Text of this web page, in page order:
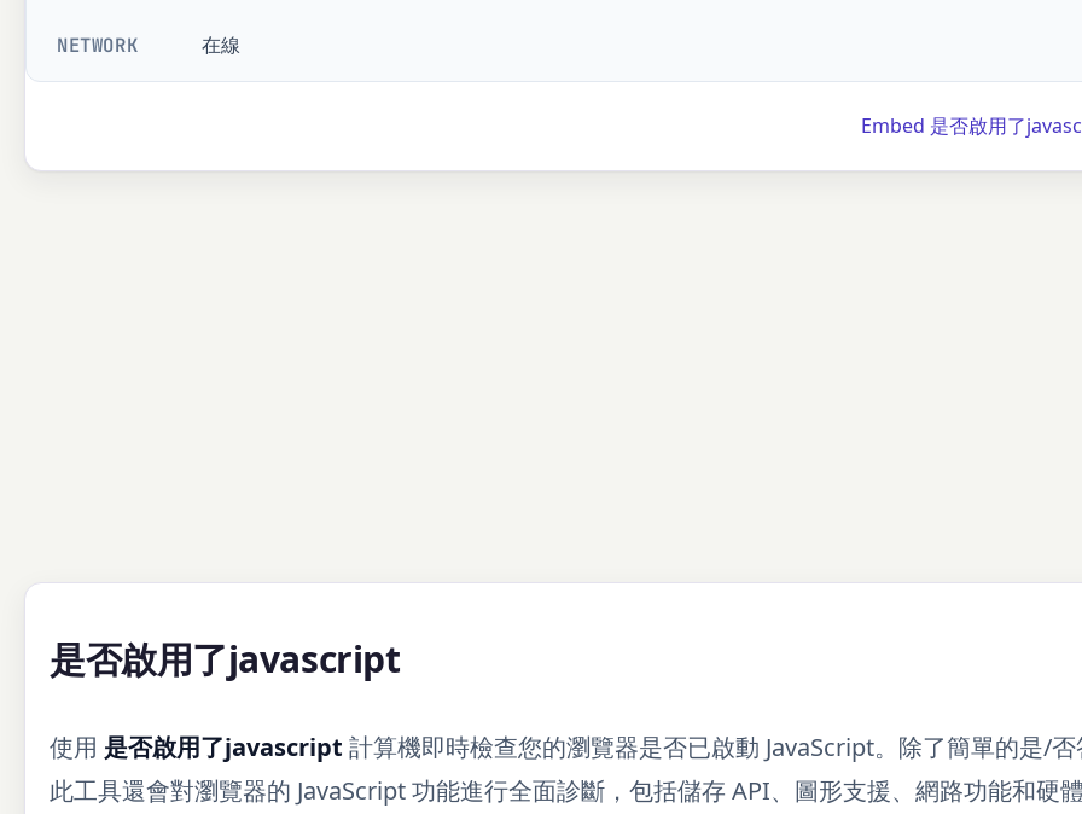
NETWORK 在線
Embed 是否啟用了
是否啟用了javascript
使用 是否啟用了javascript 計算機即時檢查您的瀏覽器是否已啟動 JavaScript。除了簡單的是/
此工具還會對瀏覽器的 JavaScript 功能進行全面診斷，包括儲存 API、圖形支援、網路功能和硬